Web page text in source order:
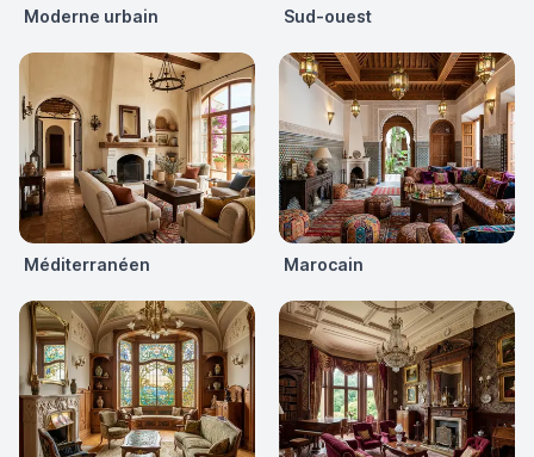
Moderne urbain Sud-ouest
Méditerranéen Marocain